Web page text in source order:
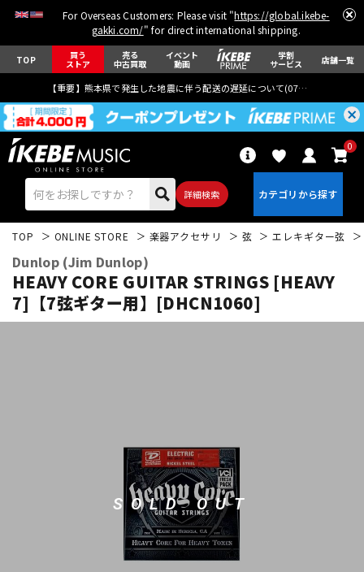
For Overseas Customers: Please visit "https://global.ikebe-
gakki.com/" for direct international shipping.
TOP 買う
ストア
売る
中古買取
イベント
動画
学割
サービス 店舗一覧
【重要】熊本県で発生した地震に伴う配送の遅延について(07月29日
詳細検索
0
パーカッション
キーボード 電子ピアノ
その他楽器
TOP ONLINE STORE 楽器アクセサリ 弦 エレキギター弦
Dunlop (Jim Dunlop)
HEAVY CORE GUITAR STRINGS [HEAVY
7]【7弦ギター用】[DHCN1060]
SOLD OUT